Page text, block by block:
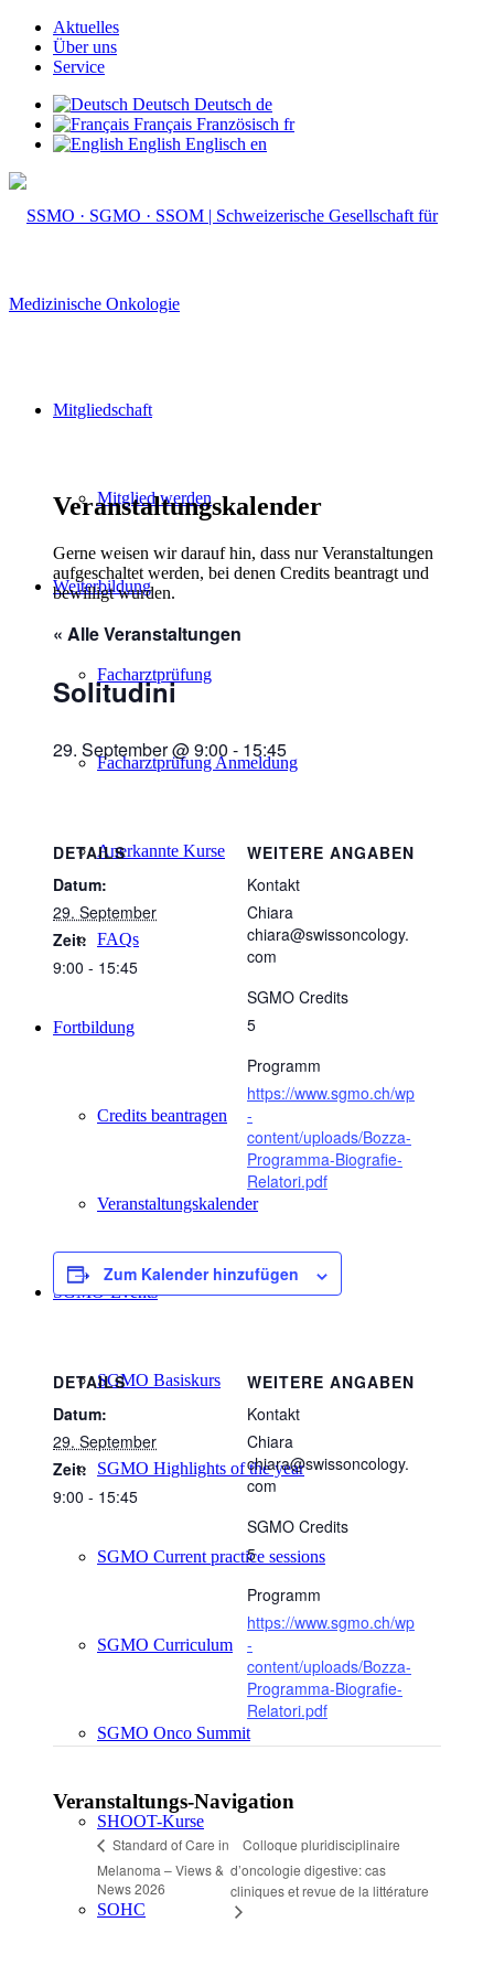
Aktuelles
Über uns
Service
Deutsch Deutsch de
Français Französisch fr
English Englisch en
Mitgliedschaft
Mitglied werden
Weiterbildung
Facharztprüfung
Facharztprüfung Anmeldung
Anerkannte Kurse
FAQs
Fortbildung
Credits beantragen
Veranstaltungskalender
SGMO-Events
SGMO Basiskurs
SGMO Highlights of the year
SGMO Current practice sessions
SGMO Curriculum
SGMO Onco Summit
SHOOT-Kurse
SOHC
Veranstaltungskalender
Gerne weisen wir darauf hin, dass nur Veranstaltungen
aufgeschaltet werden, bei denen Credits beantragt und
bewilligt wurden.
« Alle Veranstaltungen
Solitudini
29. September @ 9:00 - 15:45
DETAILS
Datum:
29. September
Zeit:
9:00 - 15:45
WEITERE ANGABEN
Kontakt
Chiara
chiara@swissoncology.
com
SGMO Credits
5
Programm
https://www.sgmo.ch/wp
-
content/uploads/Bozza-
Programma-Biografie-
Relatori.pdf
Zum Kalender hinzufügen
DETAILS
Datum:
29. September
Zeit:
9:00 - 15:45
WEITERE ANGABEN
Kontakt
Chiara
chiara@swissoncology.
com
SGMO Credits
5
Programm
https://www.sgmo.ch/wp
-
content/uploads/Bozza-
Programma-Biografie-
Relatori.pdf
Veranstaltungs-Navigation
Standard of Care in
Melanoma – Views &
News 2026
Colloque pluridisciplinaire
d’oncologie digestive: cas
cliniques et revue de la littérature